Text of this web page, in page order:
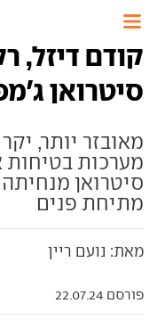
קודם דיזל,
סיטרואן
מאובזר יותר,
מערכות בטיחות
סיטרואן
מתיחת פנים
מאת: נועם ריין
פורסם 22.07.24